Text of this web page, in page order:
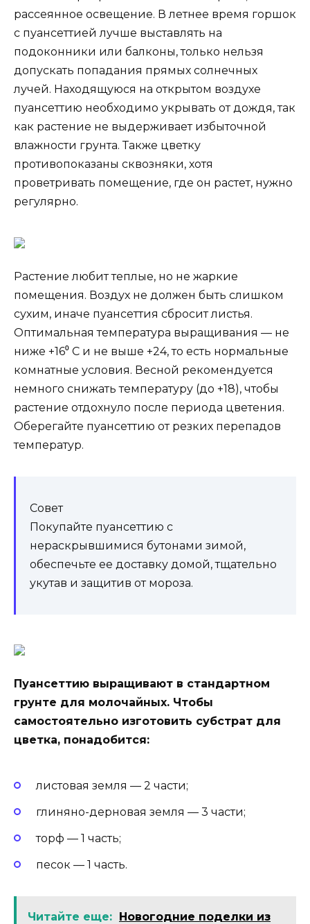
рассеянное освещение. В летнее время горшок
с пуансеттией лучше выставлять на
подоконники или балконы, только нельзя
допускать попадания прямых солнечных
лучей. Находящуюся на открытом воздухе
пуансеттию необходимо укрывать от дождя, так
как растение не выдерживает избыточной
влажности грунта. Также цветку
противопоказаны сквозняки, хотя
проветривать помещение, где он растет, нужно
регулярно.
Растение любит теплые, но не жаркие
помещения. Воздух не должен быть слишком
сухим, иначе пуансеттия сбросит листья.
Оптимальная температура выращивания — не
ниже +16⁰ C и не выше +24, то есть нормальные
комнатные условия. Весной рекомендуется
немного снижать температуру (до +18), чтобы
растение отдохнуло после периода цветения.
Оберегайте пуансеттию от резких перепадов
температур.
Совет
Покупайте пуансеттию с
нераскрывшимися бутонами зимой,
обеспечьте ее доставку домой, тщательно
укутав и защитив от мороза.
Пуансеттию выращивают в стандартном
грунте для молочайных. Чтобы
самостоятельно изготовить субстрат для
цветка, понадобится:
листовая земля — 2 части;
глиняно-дерновая земля — 3 части;
торф — 1 часть;
песок — 1 часть.
Читайте еще:
Новогодние поделки из